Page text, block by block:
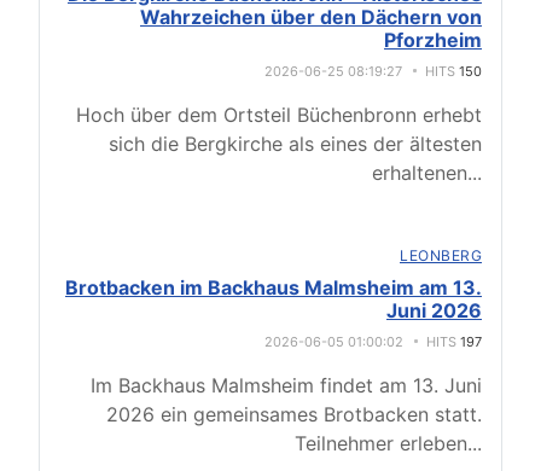
Wahrzeichen über den Dächern von
Pforzheim
2026-06-25 08:19:27 HITS 150
Hoch über dem Ortsteil Büchenbronn erhebt
sich die Bergkirche als eines der ältesten
erhaltenen...
LEONBERG
Brotbacken im Backhaus Malmsheim am 13.
Juni 2026
2026-06-05 01:00:02 HITS 197
Im Backhaus Malmsheim findet am 13. Juni
2026 ein gemeinsames Brotbacken statt.
Teilnehmer erleben...